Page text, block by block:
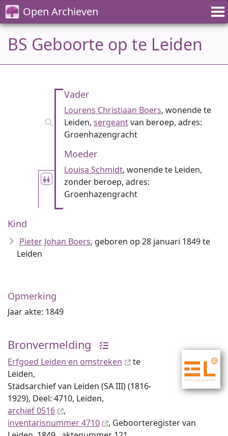
Open Archieven
BS Geboorte op te Leiden
Vader
Lourens Christiaan Boers, wonende te
Leiden, sergeantvan beroep, adres:
Groenhazengracht
Moeder
Louisa Schmidt, wonende te Leiden,
zonder beroep, adres:
Groenhazengracht
Kind
Pieter Johan Boers, geboren op 28 januari 1849 te
Leiden
Opmerking
Jaar akte: 1849
Bronvermelding
Erfgoed Leiden en omstreken
te
Leiden,
Stadsarchief van Leiden (SA III) (1816-
1929), Deel: 4710, Leiden,
archief 0516
,
inventaris­num­mer 4710
, Geboorteregister van